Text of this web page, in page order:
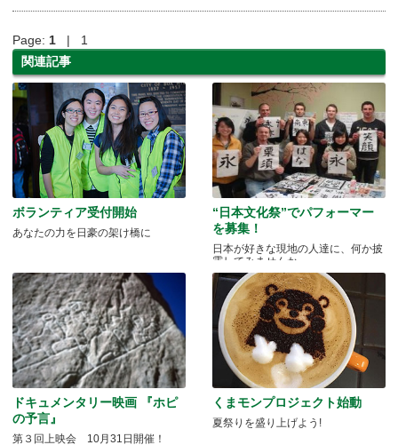
Page: 1 | 1
関連記事
ボランティア受付開始
あなたの力を日豪の架け橋に
“日本文化祭”でパフォーマー
を募集！
日本が好きな現地の人達に、何か披
露してみませんか。
ドキュメンタリー映画 『ホピ
の予言』
第３回上映会 10月31日開催！
くまモンプロジェクト始動
夏祭りを盛り上げよう!